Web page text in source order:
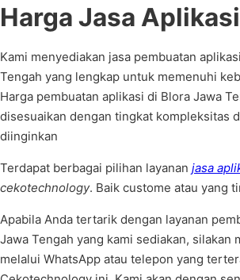
Harga Jasa
Kami menyediakan jasa pembuatan
Tengah yang lengkap untuk memenuhi
Harga pembuatan aplikasi di Blora Jawa
disesuaikan dengan tingkat kompleksitas
diinginkan
Terdapat berbagai pilihan layanan jasa
cekotechnology. Baik custome atau yang
Apabila Anda tertarik dengan layanan
Jawa Tengah yang kami sediakan, silakan
melalui WhatsApp atau telepon yang